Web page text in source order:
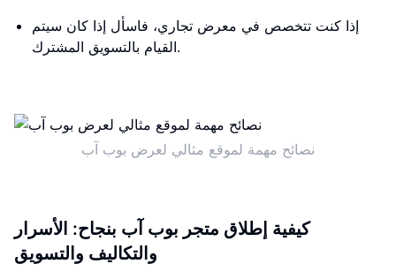
إذا كنت تتخصص في معرض تجاري، فاسأل إذا كان سيتم
القيام بالتسويق المشترك.
نصائح مهمة لموقع مثالي لعرض بوب آب
كيفية إطلاق متجر بوب آب بنجاح: الأسرار
والتكاليف والتسويق